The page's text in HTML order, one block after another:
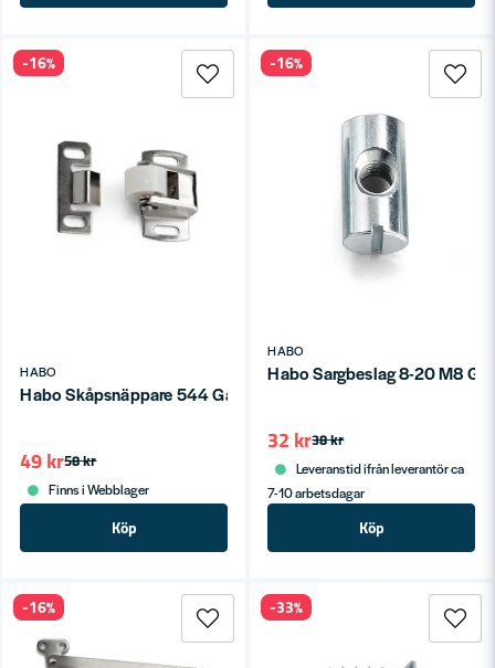
HABO
Habo Skåpsnäppare 544 Galv SB
58 kr
49 kr
Finns i Webblager
Köp
-16%
HABO
Habo Sargbeslag 8-20 M8
38 kr
32 kr
Leveranstid ifrån leverantör ca
7-10 arbetsdagar
Köp
-16%
-16% -33%